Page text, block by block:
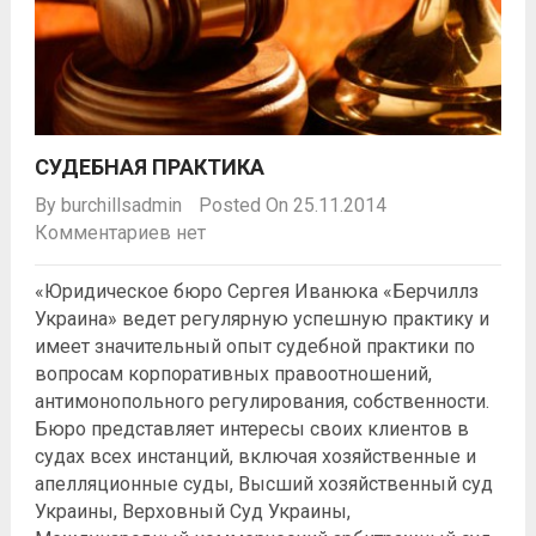
СУДЕБНАЯ ПРАКТИКА
By burchillsadmin
Posted On 25.11.2014
Комментариев нет
«Юридическое бюро Сергея Иванюка «Берчиллз
Украина» ведет регулярную успешную практику и
имеет значительный опыт судебной практики по
вопросам корпоративных правоотношений,
антимонопольного регулирования, собственности.
Бюро представляет интересы своих клиентов в
судах всех инстанций, включая хозяйственные и
апелляционные суды, Высший хозяйственный суд
Украины, Верховный Суд Украины,